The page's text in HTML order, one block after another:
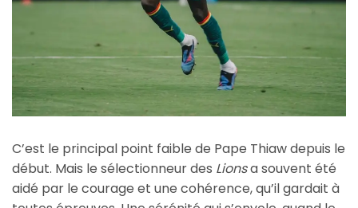
C’est le principal point faible de Pape Thiaw depuis le
début. Mais le sélectionneur des Lionsa souvent été
aidé par le courage et une cohérence, qu’il gardait à